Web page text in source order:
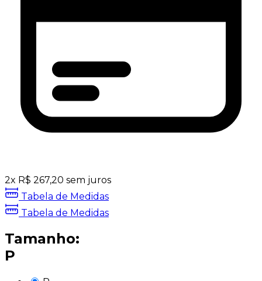
2x R$ 267,20 sem juros
Tabela de Medidas
Tabela de Medidas
Tamanho:
P